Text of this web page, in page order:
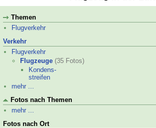
Themen
Flugverkehr
Verkehr
Flugverkehr
Flugzeuge (35 Fotos)
Kondens-
streifen
mehr ...
Fotos nach Themen
mehr ...
Fotos nach Ort